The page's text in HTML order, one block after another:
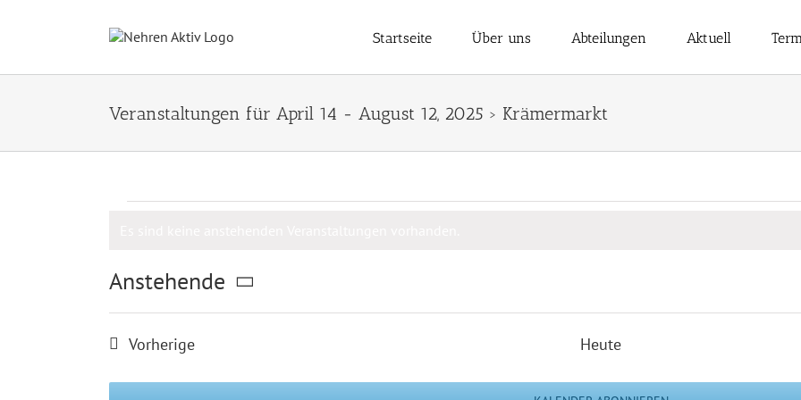
Startseite Über uns Abteilungen Aktuell
Veranstaltungen für April 14 - August 12, 2025 › Krämermarkt
Anstehende
Datum
wählen.
VorherigeVeranstaltungen Heute